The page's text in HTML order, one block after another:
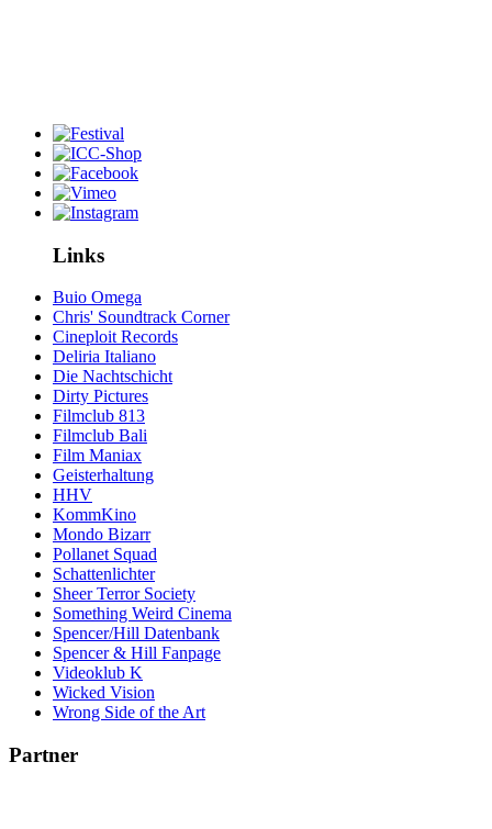
Links
Buio Omega
Chris' Soundtrack Corner
Cineploit Records
Deliria Italiano
Die Nachtschicht
Dirty Pictures
Filmclub 813
Filmclub Bali
Film Maniax
Geisterhaltung
HHV
KommKino
Mondo Bizarr
Pollanet Squad
Schattenlichter
Sheer Terror Society
Something Weird Cinema
Spencer/Hill Datenbank
Spencer & Hill Fanpage
Videoklub K
Wicked Vision
Wrong Side of the Art
Partner